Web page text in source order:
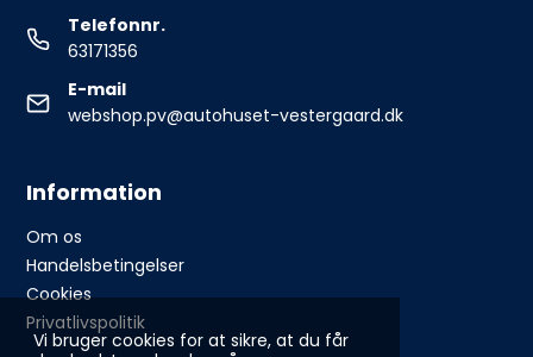
Vi bruger cookies for at sikre, at du får
Telefonnr.
63171356
E-mail
webshop.pv@autohuset-vestergaard.dk
Information
Om os
Handelsbetingelser
Cookies
Privatlivspolitik